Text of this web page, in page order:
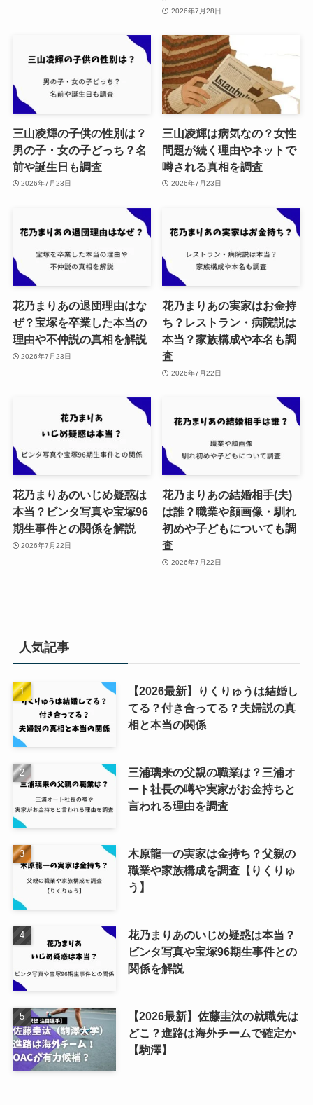
2026年7月28日
三山凌輝の子供の性別は？
男の子・女の子どっち？名
前や誕生日も調査
2026年7月23日
三山凌輝は病気なの？女性
問題が続く理由やネットで
噂される真相を調査
2026年7月23日
花乃まりあの退団理由はな
ぜ？宝塚を卒業した本当の
理由や不仲説の真相を解説
2026年7月23日
花乃まりあの実家はお金持
ち？レストラン・病院説は
本当？家族構成や本名も調
査
2026年7月22日
花乃まりあのいじめ疑惑は
本当？ビンタ写真や宝塚96
期生事件との関係を解説
2026年7月22日
花乃まりあの結婚相手(夫)
は誰？職業や顔画像・馴れ
初めや子どもについても調
査
2026年7月22日
人気記事
【2026最新】りくりゅうは結婚し
てる？付き合ってる？夫婦説の真
相と本当の関係
三浦璃来の父親の職業は？三浦オ
ート社長の噂や実家がお金持ちと
言われる理由を調査
木原龍一の実家は金持ち？父親の
職業や家族構成を調査【りくりゅ
う】
花乃まりあのいじめ疑惑は本当？
ビンタ写真や宝塚96期生事件との
関係を解説
【2026最新】佐藤圭汰の就職先は
どこ？進路は海外チームで確定か
【駒澤】